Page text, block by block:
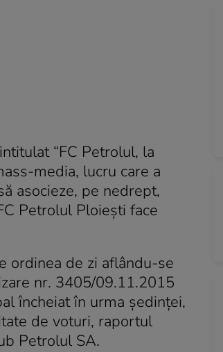
“FC Petrolul, la
media, lucru care a
asocieze, pe nedrept,
Petrolul Ploieşti face
ordinea de zi aflându-se
nr. 3405/09.11.2015
încheiat în urma şedinţei,
de voturi, raportul
Petrolul SA.